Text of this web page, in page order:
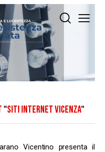
“SITI INTERNET VICENZA“
Vicentino presenta il